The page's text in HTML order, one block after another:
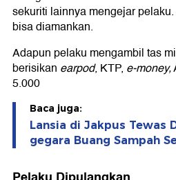
sekuriti lainnya mengejar
bisa diamankan.
Adapun pelaku mengambil tas
berisikan earpod, KTP, e-money,
5.000
Baca juga:
Lansia di Jakpus Tewas
gegara Buang Sampah